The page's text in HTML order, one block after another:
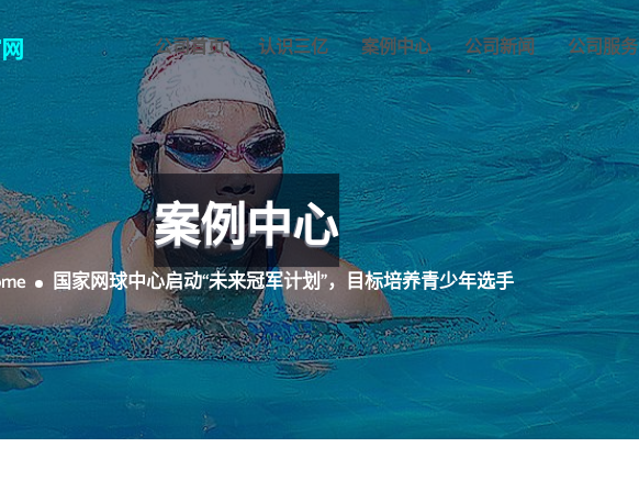
公司首页 认识三亿 案例中心 公司新闻 公司服务
案例中心
国家网球中心启动“未来冠军计划”，目标培养青少年选手